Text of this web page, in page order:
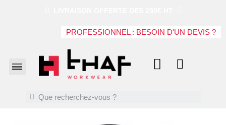
PROFESSIONNEL : BESOIN D'UN DEVIS ?